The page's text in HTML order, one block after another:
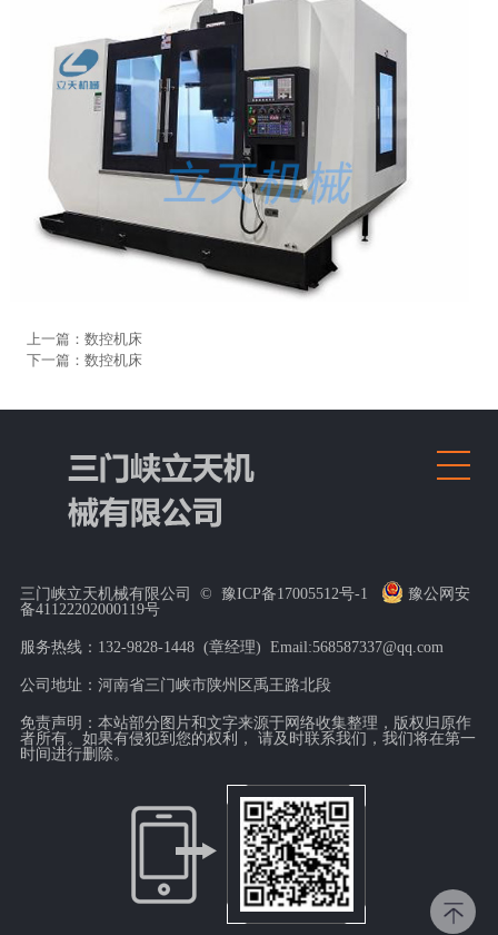
上一篇：数控机床
下一篇：数控机床
三门峡立天机械有限公司 © 豫ICP备17005512号-1
豫公网安
备41122202000119号
服务热线：132-9828-1448 (章经理) Email:568587337@qq.com
公司地址：河南省三门峡市陕州区禹王路北段
免责声明：本站部分图片和文字来源于网络收集整理，版权归原作
者所有。如果有侵犯到您的权利， 请及时联系我们，我们将在第一
时间进行删除。